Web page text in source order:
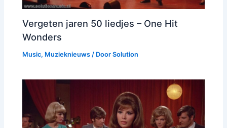
Vergeten jaren 50 liedjes – One Hit
Wonders
Music, Muzieknieuws / DoorSolution